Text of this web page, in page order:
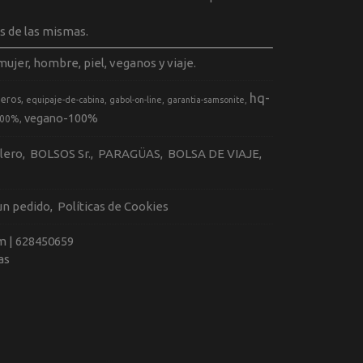
de las mismas.
hombre, piel, veganos y viaje.
equipaje-de-cabina gabol-on-line garantia-samsonite
hq-
vegano-100%
BOLSOS Sr. PARAGÜAS
BOLSA DE VIAJE
pedido Políticas de Cookies
| 628450659